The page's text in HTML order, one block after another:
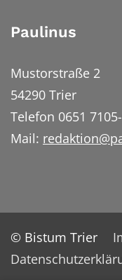
Paulinus
Mustorstraße 2
54290 Trier
Telefon 0651
Mail:
© Bistum Trier